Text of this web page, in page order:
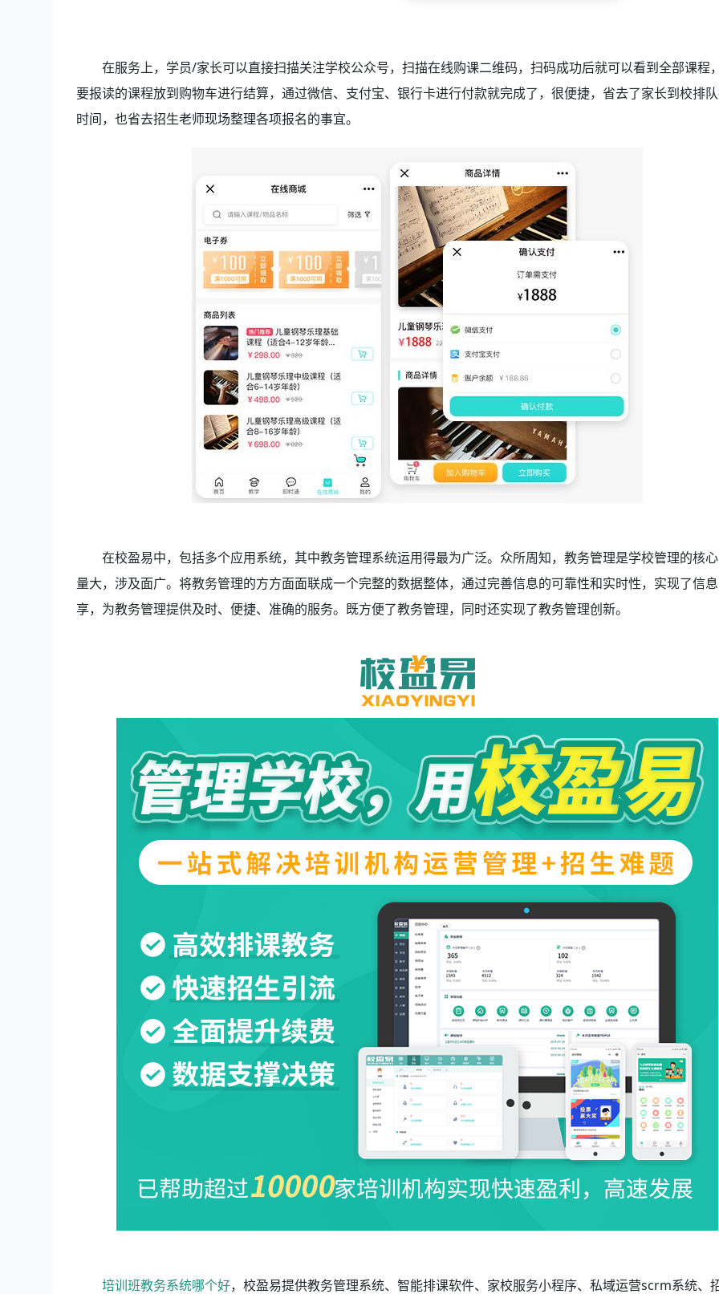
在服务上，学员/家长可以直接扫描关注学校公众号，扫描在线购课二维码，扫码成功后就可以看到全部课程
要报读的课程放到购物车进行结算，通过微信、支付宝、银行卡进行付款就完成了，很便捷，省去了家长到校排
时间，也省去招生老师现场整理各项报名的事宜。
在校盈易中，包括多个应用系统，其中教务管理系统运用得最为广泛。众所周知，教务管理是学校管理的核
量大，涉及面广。将教务管理的方方面面联成一个完整的数据整体，通过完善信息的可靠性和实时性，实现了信
享，为教务管理提供及时、便捷、准确的服务。既方便了教务管理，同时还实现了教务管理创新。
培训班教务系统哪个好，校盈易提供教务管理系统、智能排课软件、家校服务小程序、私域运营scrm系统、